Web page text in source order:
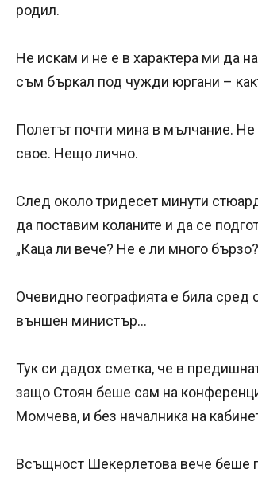
родил.
Не искам и не е в характера ми да
съм бъркал под чужди юргани –
Полетът почти мина в мълчание.
свое. Нещо лично.
След около тридесет минути
да поставим коланите и да се
„Каца ли вече? Не е ли много
Очевидно географията е била
външен министър...
Тук си дадох сметка, че в
защо Стоян беше сам на
Момчева, и без началника на
Всъщност Шекерлетова вече